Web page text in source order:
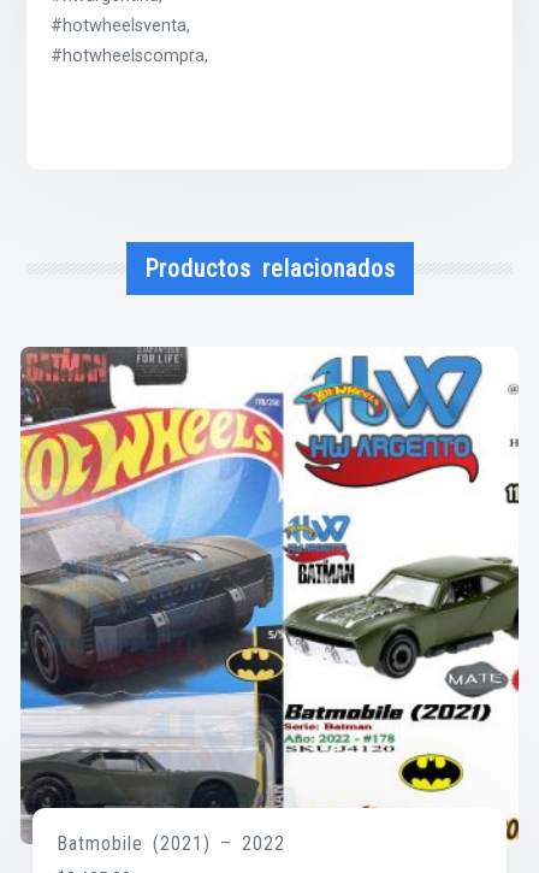
#hotwheelsventa,
#hotwheelscompra,
Productos relacionados
Batmobile (2021) – 2022